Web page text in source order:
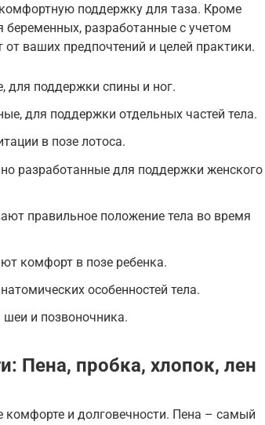
поддержку для таза. Кроме
разработанные с учетом
ваших предпочтений и целей практики.
для поддержки спины и ног.
для поддержки отдельных частей тела.
в позе лотоса.
разработанные для поддержки женского
правильное положение тела во время
комфорт в позе ребенка.
особенностей тела.
и позвоночника.
Пена, пробка, хлопок, лен
и долговечности. Пена – самый